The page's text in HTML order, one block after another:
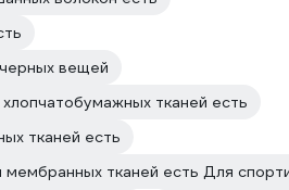
вещей
тканей есть
тканей есть
мембранных тканей есть Для